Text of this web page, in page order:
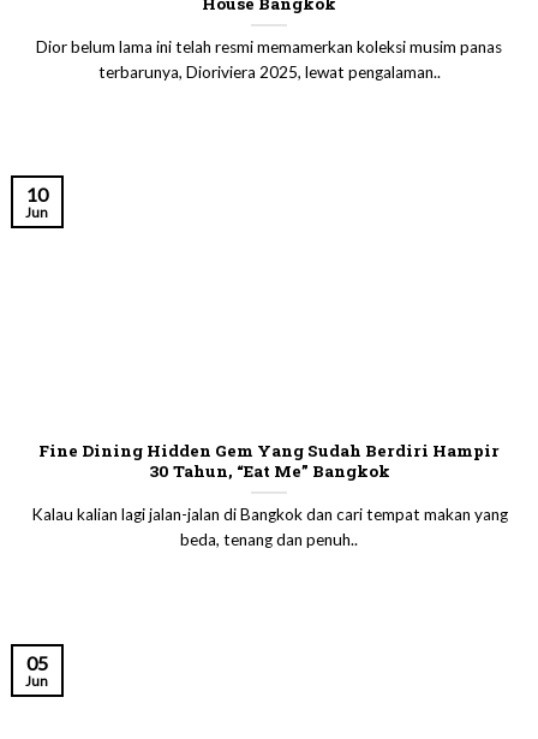
Dior belum lama ini telah resmi memamerkan koleksi musim panas
terbarunya, Dioriviera 2025, lewat pengalaman..
Fine Dining Hidden Gem Yang Sudah Berdiri Hampir
30 Tahun, “Eat Me” Bangkok
Kalau kalian lagi jalan-jalan di Bangkok dan cari tempat makan yang
beda, tenang dan penuh..
10
Jun
05
Jun